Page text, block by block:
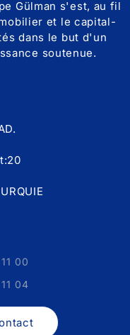
Gülman s'est, au fil
et le capital-
dans le but d'un
soutenue.
00
04